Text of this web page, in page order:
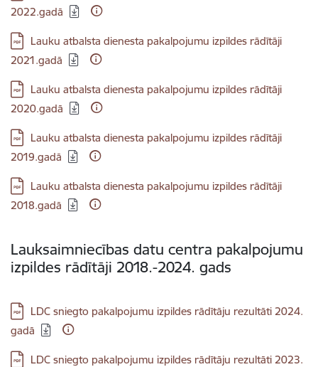
2022.gadā
Lejupielādēt:
Lauku atbalsta dienesta pakalpojumu izpildes rādītāji
2021.gadā
Lejupielādēt:
Lauku atbalsta dienesta pakalpojumu izpildes rādītāji
2020.gadā
Lejupielādēt:
Lauku atbalsta dienesta pakalpojumu izpildes rādītāji
2019.gadā
Lejupielādēt:
Lauku atbalsta dienesta pakalpojumu izpildes rādītāji
2018.gadā
Lauksaimniecības datu centra pakalpojumu
izpildes rādītāji 2018.-2024. gads
Lejupielādēt:
LDC sniegto pakalpojumu izpildes rādītāju rezultāti 2024.
gadā
Lejupielādēt:
LDC sniegto pakalpojumu izpildes rādītāju rezultāti 2023.